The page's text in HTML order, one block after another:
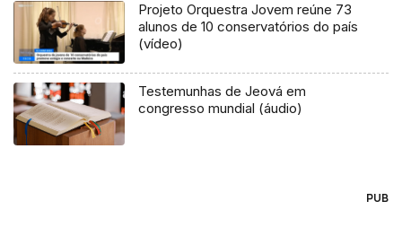
Projeto Orquestra Jovem reúne 73
alunos de 10 conservatórios do país
(vídeo)
Testemunhas de Jeová em
congresso mundial (áudio)
PUB